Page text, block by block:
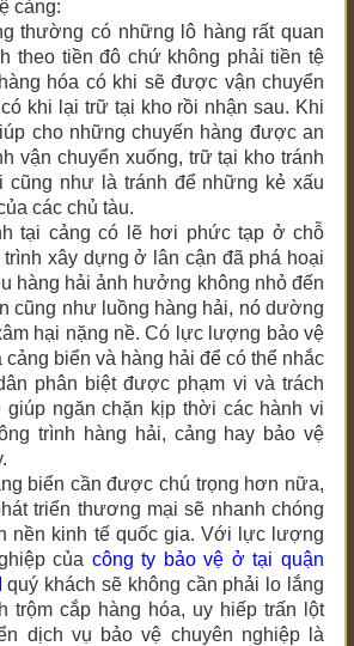
cảng:
thường có những lô hàng rất quan
theo tiền đô chứ không phải tiền tệ
hóa có khi sẽ được vận chuyển
khi lại trữ tại kho rồi nhận sau. Khi
cho những chuyến hàng được an
vận chuyển xuống, trữ tại kho tránh
cũng như là tránh để những kẻ xấu
các chủ tàu.
tại cảng có lẽ hơi phức tạp ở chỗ
xây dựng ở lân cận đã phá hoại
hàng hải ảnh hưởng không nhỏ đến
cũng như luồng hàng hải, nó dường
hại nặng nề. Có lực lượng bảo vệ
cảng biển và hàng hải để có thể nhắc
phân biệt được phạm vi và trách
giúp ngăn chặn kịp thời các hành vi
trình hàng hải, cảng hay bảo vệ
biển cần được chú trọng hơn nữa,
triển thương mại sẽ nhanh chóng
nền kinh tế quốc gia. Với lực lượng
của công ty bảo vệ ởtại quận
quý khách sẽ không cần phải lo lắng
trộm cắp hàng hóa, uy hiếp trấn lột
dịch vụ bảo vệ chuyên nghiệp là